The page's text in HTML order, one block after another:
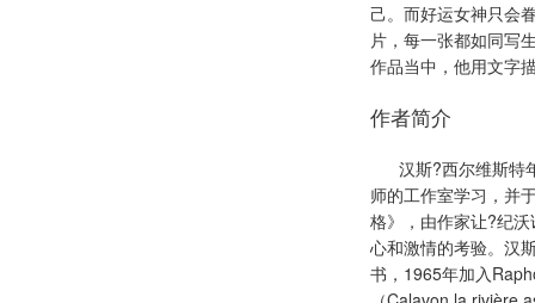
己。而好运女神只会
片，每一张都如同写
作品当中，他用文字
作者简介
汉斯?西尔维斯特
师的工作室学习，并
格》，由作家让?纪
心和激情的考验。汉
书，1965年加入